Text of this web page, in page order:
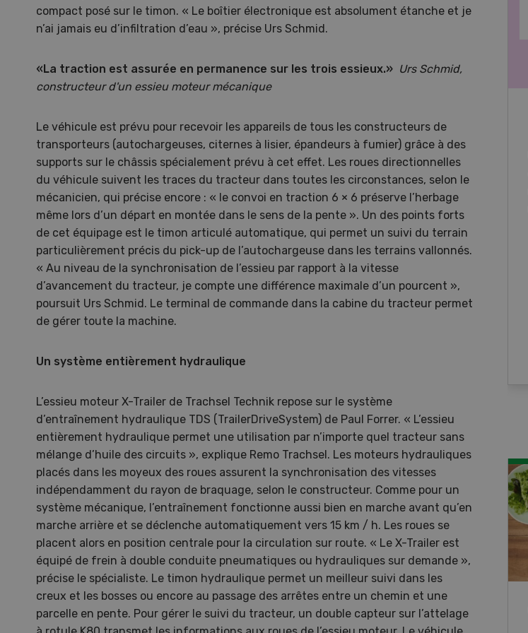
compact posé sur le timon. « Le boîtier électronique est absolument étanche et je
n’ai jamais eu d’infiltration d’eau », précise Urs Schmid.
«La traction est assurée en permanence sur les trois essieux.» Urs Schmid,
constructeur d'un essieu moteur mécanique
Le véhicule est prévu pour recevoir les appareils de tous les constructeurs de
transporteurs (autochargeuses, citernes à lisier, épandeurs à fumier) grâce à des
supports sur le châssis spécialement prévu à cet effet. Les roues directionnelles
du véhicule suivent les traces du tracteur dans toutes les circonstances, selon le
mécanicien, qui précise encore : « le convoi en traction 6 × 6 préserve l’herbage
même lors d’un départ en montée dans le sens de la pente ». Un des points forts
de cet équipage est le timon articulé automatique, qui permet un suivi du terrain
particulièrement précis du pick-up de l’autochargeuse dans les terrains vallonnés.
« Au niveau de la synchronisation de l’essieu par rapport à la vitesse
d’avancement du tracteur, je compte une différence maximale d’un pourcent »,
poursuit Urs Schmid. Le terminal de commande dans la cabine du tracteur permet
de gérer toute la machine.
Un système entièrement hydraulique
L’essieu moteur X-Trailer de Trachsel Technik repose sur le système
d’entraînement hydraulique TDS (TrailerDriveSystem) de Paul Forrer. « L’essieu
entièrement hydraulique permet une utilisation par n’importe quel tracteur sans
mélange d’huile des circuits », explique Remo Trachsel. Les moteurs hydrauliques
placés dans les moyeux des roues assurent la synchronisation des vitesses
indépendamment du rayon de braquage, selon le constructeur. Comme pour un
système mécanique, l’entraînement fonctionne aussi bien en marche avant qu’en
marche arrière et se déclenche automatiquement vers 15 km / h. Les roues se
placent alors en position centrale pour la circulation sur route. « Le X-Trailer est
équipé de frein à double conduite pneumatiques ou hydrauliques sur demande »,
précise le spécialiste. Le timon hydraulique permet un meilleur suivi dans les
creux et les bosses ou encore au passage des arrêtes entre un chemin et une
parcelle en pente. Pour gérer le suivi du tracteur, un double capteur sur l’attelage
10-11
Keller Forstmaschinen vous
invite aux DemoDays 2026 à
Wiedlisbach pour des
démonstrations en direct et la
première suisse du nouveau
porteur à 8 roues.
Emincé de veau aux